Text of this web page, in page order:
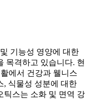
기능성 영양에 대한
목격하고 있습니다. 현
에서 건강과 웰니스
, 식물성 성분에 대한
틱스는 소화 및 면역 강